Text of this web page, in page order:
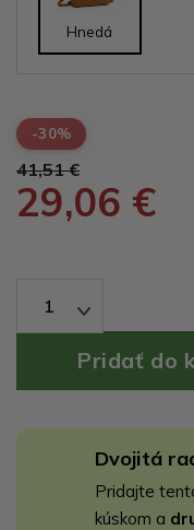
Hnedá
-30%
41,51 €
29,06 €
1
Dvojitá
Pridajte
kúskom a